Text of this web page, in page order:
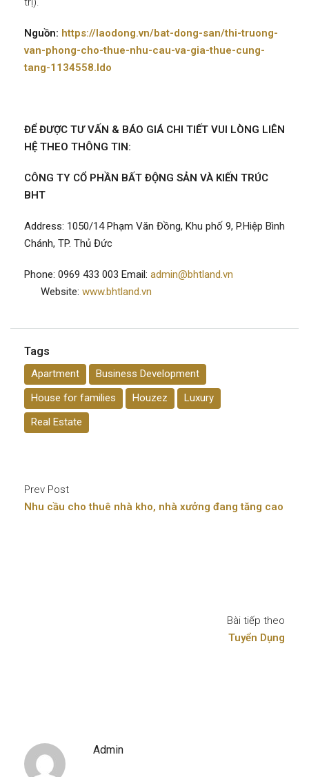
Nguồn: https://laodong.vn/bat-dong-san/thi-truong-
van-phong-cho-thue-nhu-cau-va-gia-thue-cung-
tang-1134558.ldo
ĐỂ ĐƯỢC TƯ VẤN & BÁO GIÁ CHI TIẾT VUI LÒNG LIÊN
HỆ THEO THÔNG TIN:
CÔNG TY CỔ PHẦN BẤT ĐỘNG SẢN VÀ KIẾN TRÚC
BHT
Address: 1050/14 Phạm Văn Đồng, Khu phố 9, P.Hiệp Bình
Chánh, TP. Thủ Đức
Phone: 0969 433 003 Email: admin@bhtland.vn
Website: www.bhtland.vn
Tags
Apartment
Business Development
House for families
Houzez
Luxury
Real Estate
Prev Post
Nhu cầu cho thuê nhà kho, nhà xưởng đang tăng cao
Bài tiếp theo
Tuyển Dụng
Admin